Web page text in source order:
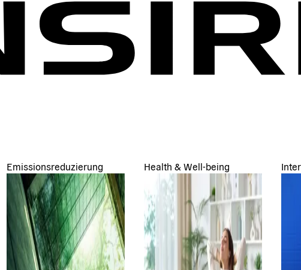
Emissionsreduzierung Health & Well-being